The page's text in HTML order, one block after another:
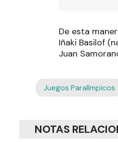
De esta
Iñaki Basilof
Juan
Juegos Paralímpicos
NOTAS